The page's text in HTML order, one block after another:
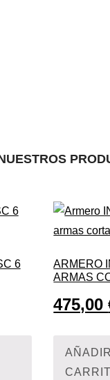
6
ARMERO
ARMAS
475,00